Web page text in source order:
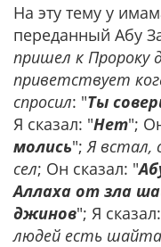
На эту тему у
переданный Абу
пришел к Пророку
приветствует
спросил: "Ты
Я сказал: "Нет";
молись"; Я встал,
сел; Он сказал: "
Аллаха от зла
джинов"; Я
людей есть